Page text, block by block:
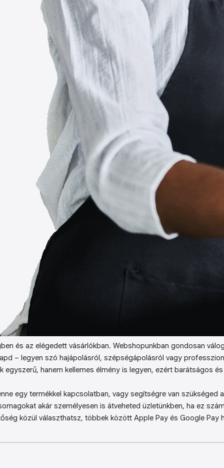
és az elégedett vásárlókban. Webshopunkban gondosan
– legyen szó hajápolásról, szépségápolásról vagy
egyszerű, hanem kellemes élmény is legyen, ezért barátságos
egy termékkel kapcsolatban, vagy segítségre van szükséged
akár személyesen is átveheted üzletünkben, ha ez
közül választhatsz, többek között Apple Pay és Google Pay